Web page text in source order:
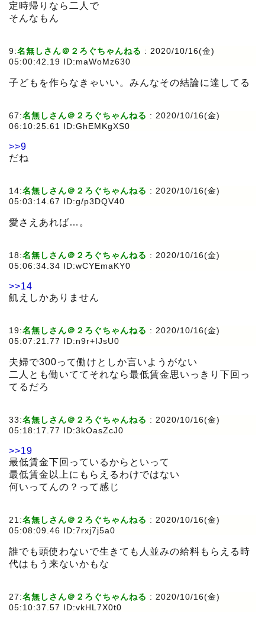
定時帰りなら二人で
そんなもん
9:名無しさん＠２ろぐちゃんねる : 2020/10/16(金)
05:00:42.19 ID:maWoMz630
子どもを作らなきゃいい。みんなその結論に達してる
67:名無しさん＠２ろぐちゃんねる : 2020/10/16(金)
06:10:25.61 ID:GhEMKgXS0
>>9
だね
14:名無しさん＠２ろぐちゃんねる : 2020/10/16(金)
05:03:14.67 ID:g/p3DQV40
愛さえあれば…。
18:名無しさん＠２ろぐちゃんねる : 2020/10/16(金)
05:06:34.34 ID:wCYEmaKY0
>>14
飢えしかありません
19:名無しさん＠２ろぐちゃんねる : 2020/10/16(金)
05:07:21.77 ID:n9r+IJsU0
夫婦で300って働けとしか言いようがない
二人とも働いててそれなら最低賃金思いっきり下回っ
てるだろ
33:名無しさん＠２ろぐちゃんねる : 2020/10/16(金)
05:18:17.77 ID:3kOasZcJ0
>>19
最低賃金下回っているからといって
最低賃金以上にもらえるわけではない
何いってんの？って感じ
21:名無しさん＠２ろぐちゃんねる : 2020/10/16(金)
05:08:09.46 ID:7rxj7j5a0
誰でも頭使わないで生きても人並みの給料もらえる時
代はもう来ないかもな
27:名無しさん＠２ろぐちゃんねる : 2020/10/16(金)
05:10:37.57 ID:vkHL7X0t0